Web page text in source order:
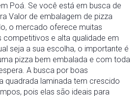
Poá. Se você está em busca de
Valor de embalagem de pizza
o mercado oferece muitas
e alta qualidade em
seja a sua escolha, o importante é
pizza bem embalada e com toda
A busca por boas
quadrada laminada tem crescido
pois elas são ideais para